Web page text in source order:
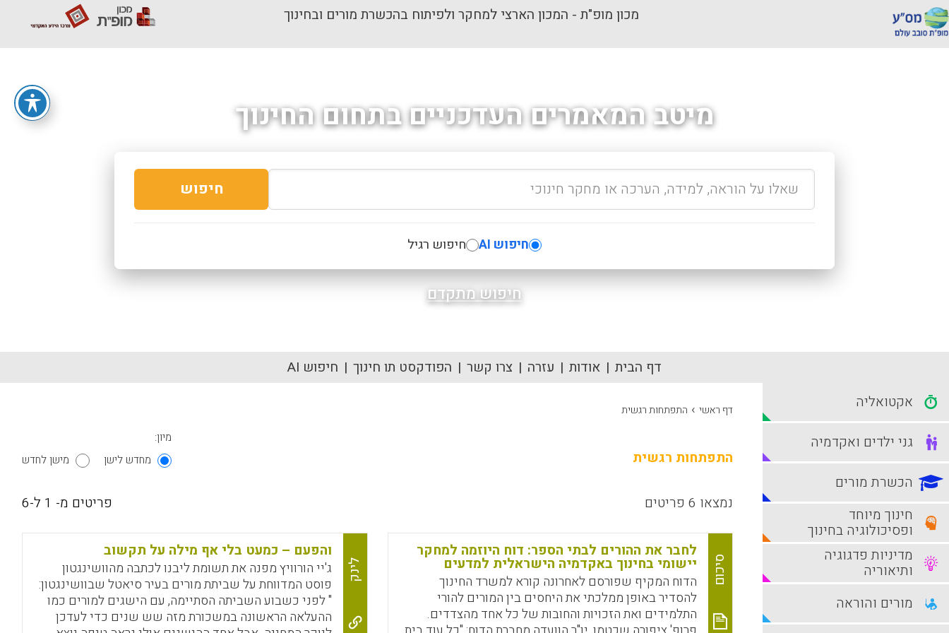
מכון מופ"ת - המכון הארצי למחקר ולפיתוח בהכשרת מורים ובחינוך
מיטב המאמרים העדכניים בתחום החינוך
חיפוש
חיפוש AI חיפוש רגיל
חיפוש מתקדם
דף הבית אודות עזרה צרו קשר הפודקסט תו חינוך חיפוש AI
דף ראשי › התפתחות רגשית
התפתחות רגשית
מיון:
מחדש לישן
מישן לחדש
נמצאו 6 פריטים פריטים מ- 1 ל-6
סיכום
לחבר את ההורים לבתי הספר: דוח היוזמה למחקר
יישומי בחינוך באקדמיה הישראלית למדעים
הדוח המקיף שפורסם לאחרונה קורא למשרד החינוך
להסדיר באופן ממלכתי את היחסים בין המורים להורי
התלמידים ואת הזכויות והחובות של כל אחד מהצדדים.
לינק
והפעם – כמעט בלי אף מילה על תקשוב
ג'יי הורוויץ מפנה את תשומת ליבנו לכתבה מהוושינגטון
פוסט המדווחת על שביתת מורים בעיר סיאטל שבוושינגטון:
" לפני כשבוע השביתה הסתיימה, עם הישגים למורים כמו
ההעלאה הראשונה במשכורת מזה שש שנים כדי לעדכן
אקטואליה
גני ילדים ואקדמיה
הכשרת מורים
חינוך מיוחד
ופסיכולוגיה בחינוך
מדיניות פדגוגיה
ותיאוריה
מורים והוראה